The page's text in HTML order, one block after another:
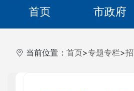
首页 市政府
当前位置： 首页>专题专栏>